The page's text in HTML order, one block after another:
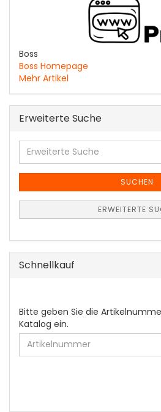
Boss
Boss Homepage
Mehr Artikel
Erweiterte Suche
Erweiterte
Suche
SUCHEN
ERWEITERTE
Schnellkauf
BITTE
GEBEN
SIE
DIE
ARTIKELNUMMER
EIN.
Bitte geben Sie die
Katalog ein.